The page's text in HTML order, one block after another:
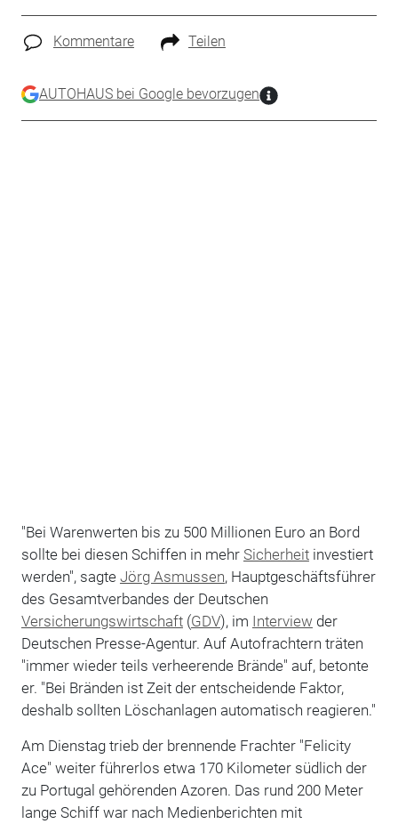
Kommentare Teilen
AUTOHAUS bei Google bevorzugen
"Bei Warenwerten bis zu 500 Millionen Euro an Bord
sollte bei diesen Schiffen in mehr Sicherheitinvestiert
werden", sagte Jörg Asmussen, Hauptgeschäftsführer
des Gesamtverbandes der Deutschen
Versicherungswirtschaft(GDV), im Interview der
Deutschen Presse-Agentur. Auf Autofrachtern träten
"immer wieder teils verheerende Brände" auf, betonte
er. "Bei Bränden ist Zeit der entscheidende Faktor,
deshalb sollten Löschanlagen automatisch reagieren."
Am Dienstag trieb der brennende Frachter "Felicity
Ace" weiter führerlos etwa 170 Kilometer südlich der
zu Portugal gehörenden Azoren. Das rund 200 Meter
lange Schiff war nach Medienberichten mit